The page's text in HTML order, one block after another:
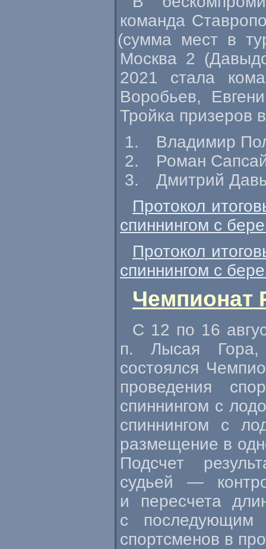
команда
(сумма мест в
Москва 2 (
2021 стала
Воробьев,
Тройка призеров
Владимир
Роман
Дмитрий
Протокол
спиннингом с
Протокол
спиннингом с
Чемпионат
С 12 по 16
п. Лысая Гора,
состоялся
проведения
спиннингом с
спиннингом с
размещение в
Подсчет
судьей —
и пересчета
с последующим
спортсменов в